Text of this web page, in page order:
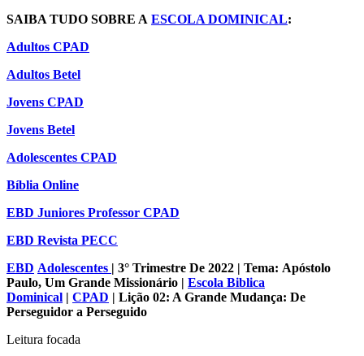
SAIBA TUDO SOBRE A ESCOLA DOMINICAL:
Adultos CPAD
Adultos Betel
Jovens CPAD
Jovens Betel
Adolescentes CPAD
Bíblia Online
EBD Juniores Professor CPAD
EBD Revista PECC
EBD Adolescentes | 3° Trimestre De 2022 | Tema: Apóstolo
Paulo, Um Grande Missionário | Escola Biblica
Dominical | CPAD | Lição 02: A Grande Mudança: De
Perseguidor a Perseguido
Leitura focada